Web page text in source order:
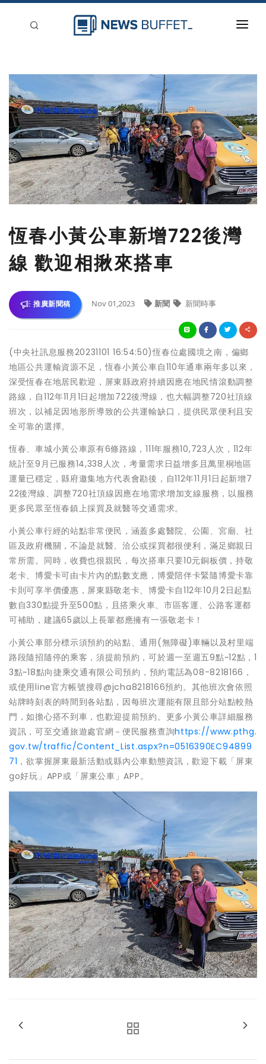
登入
刊登
恆春小黃公車新增722後灣
線 歡迎相揪來搭車
推廣新聞稿 Nov 01,2023 新聞 新聞時事
(中央社訊息服務20231101 16:54:50)恆春位處國境之南，偏鄉
地區公共運輸資源不足，恆春小黃公車自110年通車兩年多以來，
深受恆春在地居民歡迎，屏東縣政府持續因應在地民情滾動調整
路線，自112年11月1日起增加722後灣線，也大幅調整720社頂線
班次，以補足因地形所導致的公共運輸缺口，提供民眾便利且安
全可靠的選擇。
恆春、車城小黃公車原有6條路線，111年服務10,723人次，112年
統計至9月已服務14,338人次，考量需求日益增多且萬里桐地區
運量已穩定，縣府邀集地方代表會勘後，自112年11月1日起新增7
22後灣線、調整720社頂線因應在地需求增加支線服務，以服務
更多民眾至恆春鎮上採買及就醫等交通需求。
小黃公車行經的站點非常便民，涵蓋多處醫院、公園、宮廟、社
區及政府機關，不論是就醫、洽公或採買都很便利，滿足鄉親日
常所需。同時，收費也很親民，每次搭車只要10元銅板價，持敬
老卡、博愛卡可由卡片內的點數支應，博愛陪伴卡緊隨博愛卡靠
卡則可享半價優惠，屏東縣敬老卡、博愛卡自112年10月2日起點
數自330點提升至500點，且搭乘火車、市區客運、公路客運都
可補助，建議65歲以上長輩都應擁有一張敬老卡！
小黃公車部分標示須預約的站點、通用(無障礙)車輛以及村里端
路段隨招隨停的乘客，須提前預約，可於週一至週五9點~12點，1
3點~18點向捷乘交通有限公司預約，預約電話為08-8218166，
或使用line官方帳號搜尋@jcha8218166預約。其他班次會依照
站牌時刻表的時間到各站點，因每班次運能有限且部分站點較熱
門，如擔心搭不到車，也歡迎提前預約。更多小黃公車詳細服務
資訊，可至交通旅遊處官網－便民服務查詢https://www.pthg.
gov.tw/traffic/Content_List.aspx?n=0516390EC94899
71 ，欲掌握屏東最新活動或縣內公車動態資訊，歡迎下載「屏東
go好玩」APP或「屏東公車」APP。